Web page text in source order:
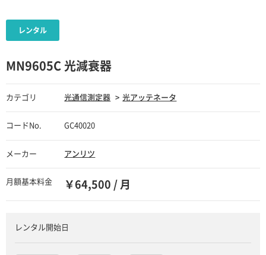
MN9605C 光減衰器
カテゴリ 光通信測定器 光アッテネータ
コードNo. GC40020
メーカー アンリツ
月額基本料金 ￥64,500 / 月
レンタル開始日